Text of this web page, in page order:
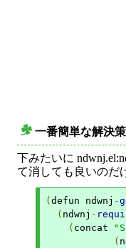
一番簡単な解決策
下みたいに
て消しても良いのだ
( defun ndwnj -
( ndwnj -
( concat
(